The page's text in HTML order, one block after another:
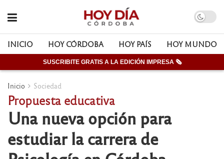
INICIO HOY CÓRDOBA HOY PAÍS HOY MUNDO
SUSCRIBITE GRATIS A LA EDICIÓN IMPRESA 🗞
Inicio Sociedad
Propuesta educativa
Una nueva opción para
estudiar la carrera de